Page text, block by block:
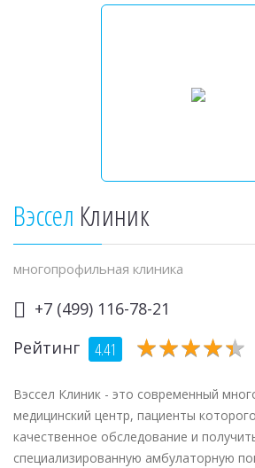
Вэссел Клиник
многопрофильная клиника
+7 (499) 116-78-21
Рейтинг
4.41 ★★★★★
★★★★★
Вэссел Клиник - это современный
медицинский центр, пациенты
качественное обследование и
специализированную амбулаторную